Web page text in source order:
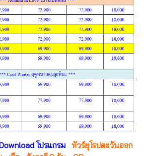
โปรแกรม ทัวร์ยุโรปตะวันออก